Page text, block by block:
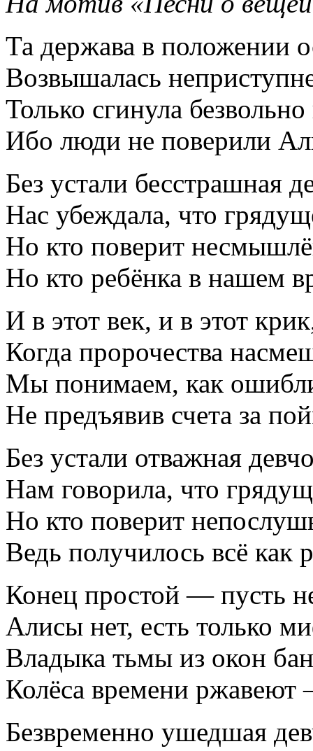
Та держава в положении
Возвышалась
Только сгинула
Ибо люди не поверили
Без устали бесстрашная
Нас убеждала, что
Но кто поверит
Но кто ребёнка в нашем
И в этот век, и в этот
Когда пророчества
Мы понимаем, как
Не предъявив счета за
Без устали отважная
Нам говорила, что
Но кто поверит
Ведь получилось всё как
Конец простой — пусть
Алисы нет, есть только
Владыка тьмы из окон
Колёса времени
Безвременно ушедшая